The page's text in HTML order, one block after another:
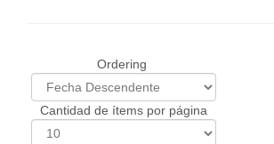
Ordering
Cantidad de ítems por página